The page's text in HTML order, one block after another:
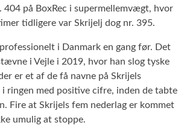
404 på BoxRec i supermellemvægt, hvor
tidligere var Skrijelj dog nr. 395.
i Danmark en gang før. Det
i Vejle i 2019, hvor han slog tyske
er et af de få navne på Skrijels
ringen med positive cifre, inden de tabte
Fire at Skrijels fem nederlag er kommet
umulig at stoppe.